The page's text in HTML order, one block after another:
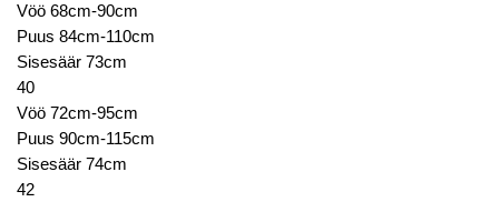
Vöö 68cm-90cm
Puus 84cm-110cm
Sisesäär 73cm
40
Vöö 72cm-95cm
Puus 90cm-115cm
Sisesäär 74cm
42